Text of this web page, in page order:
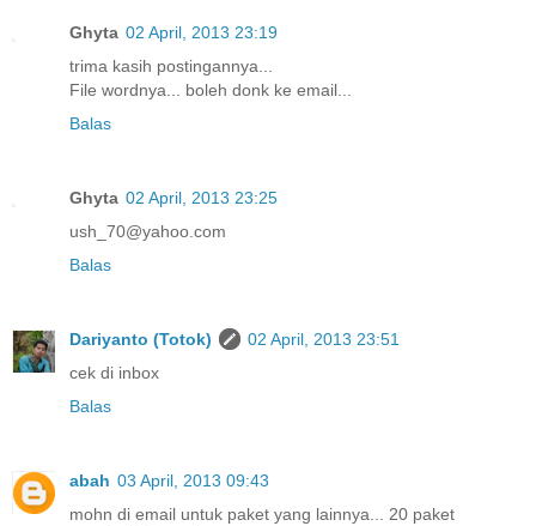
Ghyta 02 April, 2013 23:19
trima kasih postingannya...
File wordnya... boleh donk ke email...
Balas
Ghyta 02 April, 2013 23:25
ush_70@yahoo.com
Balas
Dariyanto (Totok)
02 April, 2013 23:51
cek di inbox
Balas
abah 03 April, 2013 09:43
mohn di email untuk paket yang lainnya... 20 paket